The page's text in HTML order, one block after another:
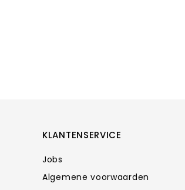
KLANTENSERVICE
Jobs
Algemene voorwaarden